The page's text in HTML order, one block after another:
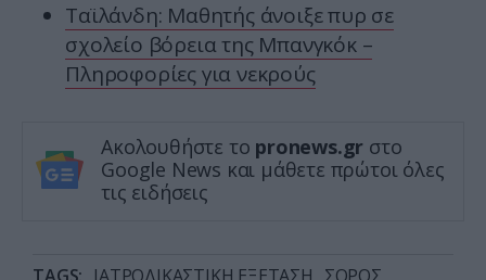
Tαϊλάνδη: Μαθητής άνοιξε πυρ σε
σχολείο βόρεια της Μπανγκόκ –
Πληροφορίες για νεκρούς
Ακολουθήστε το pronews.gr στο
Google News και μάθετε πρώτοι όλες
τις ειδήσεις